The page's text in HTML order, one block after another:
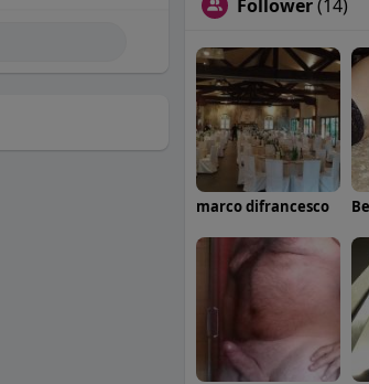
Follower(14)
marco difrancesco